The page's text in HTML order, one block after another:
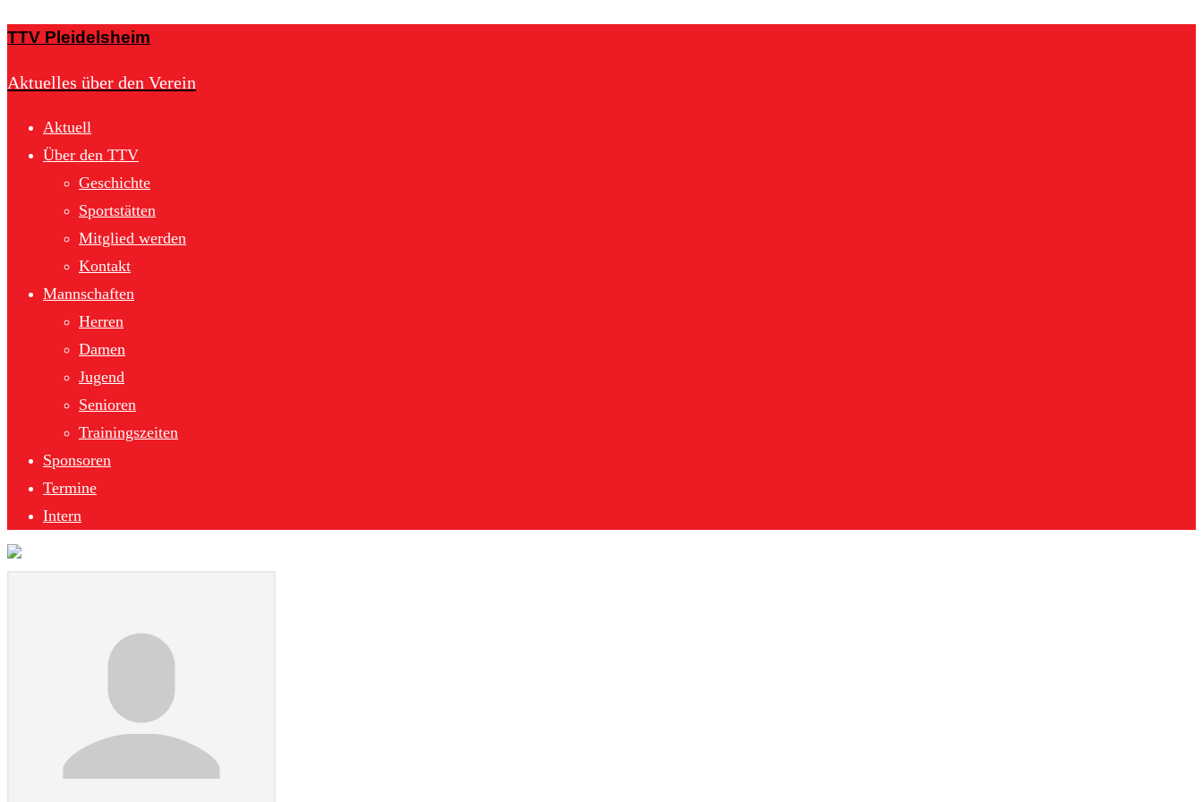
TTV Pleidelsheim
Aktuelles über den Verein
Aktuell
Über den TTV
Geschichte
Sportstätten
Mitglied werden
Kontakt
Mannschaften
Herren
Damen
Jugend
Senioren
Trainingszeiten
Sponsoren
Termine
Intern